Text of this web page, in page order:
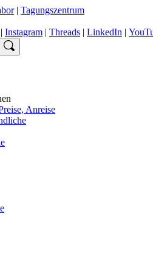
| Tagungszentrum
| Instagram | Threads | LinkedIn |
Anreise